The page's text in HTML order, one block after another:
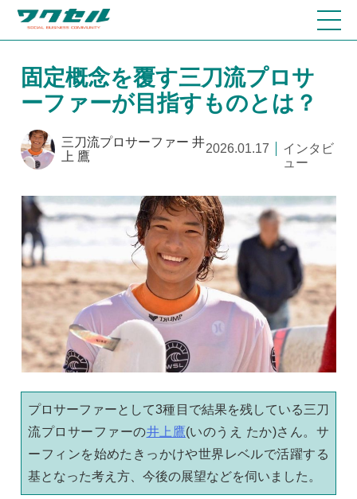
固定概念を覆す三刀流プロサ
ーファーが目指すものとは？
三刀流プロサーファー 井
上 鷹
2026.01.17
インタビ
ュー
プロサーファーとして3種目で結果を残している三刀
流プロサーファーの井上鷹(いのうえ たか)さん。サ
ーフィンを始めたきっかけや世界レベルで活躍する
基となった考え方、今後の展望などを伺いました。